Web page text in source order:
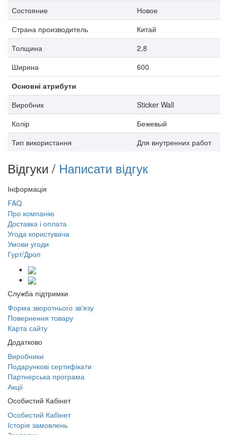
Состояние
Новое
Страна производитель
Китай
Толщина
2,8
Ширина
600
Основні атрибути
Виробник
Sticker Wall
Колір
Бежевый
Тип використання
Для внутренних работ
Відгуки / Написати відгук
Інформація
FAQ
Про компанію
Доставка і оплата
Угода користувача
Умови угоди
Гурт/Дроп
Служба підтримки
Форма зворотнього зв'язу
Повернення товару
Карта сайту
Додатково
Виробники
Подарункові сертифікати
Партнерська програма
Акції
Особистий Кабінет
Особистий Кабінет
Історія замовлень